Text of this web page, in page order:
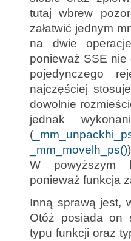
tutaj wbrew
załatwić jednym
na dwie
ponieważ SSE nie
pojedynczego
najczęściej
dowolnie
jednak
(
_mm_movelh_ps()
W powyższym
ponieważ funkcja
Inną sprawą jest,
Otóż posiada on
typu funkcji oraz